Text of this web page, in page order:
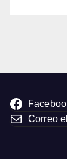
Correo